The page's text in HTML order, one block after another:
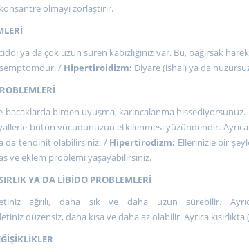
olmayı zorlaştırır.
ya da çok uzun süren kabızlığınız var. Bu, bağırsak
/ Hipertiroidizm: Diyare (ishal) ya da
bacaklarda birden uyuşma, karıncalanma
bütün vücudunuzun etkilenmesi yüzündendir. Ayrıca
da tendinit olabilirsiniz. / Hipertirodizm: Ellerinizle bir
ve eklem problemi yaşayabilirsiniz.
YA DA LİBİDO PROBLEMLERİ
ağrılı, daha sık ve daha uzun sürebilir.
düzensiz, daha kısa ve daha az olabilir. Ayrıca